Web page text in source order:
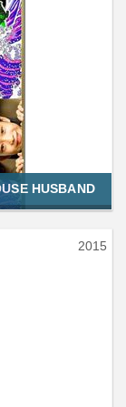
HUSBAND
2015